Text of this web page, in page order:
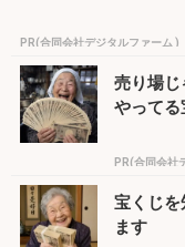
PR(合同会社デジタルファーム )
売り場
やって
PR(合同会社
宝くじ
ます